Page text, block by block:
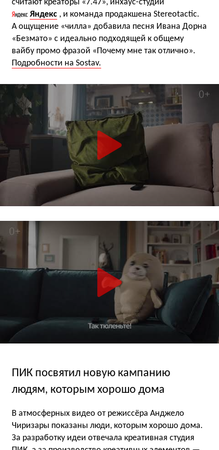
считают креаторы «7.47», инхаус-студии
Яндекс , и команда продакшена Stereotactic.
А ощущение «чилла» добавила песня Ивана Дорна
«Безмато» с идеально подходящей к общему
вайбу промо фразой «Почему мне так отлично».
Подробности на Sostav.
ПИК посвятил новую кампанию
людям, которым хорошо дома
В атмосферных видео от режиссёра Анджело
Чиризары показаны люди, которым хорошо дома.
За разработку идеи отвечала креативная студия